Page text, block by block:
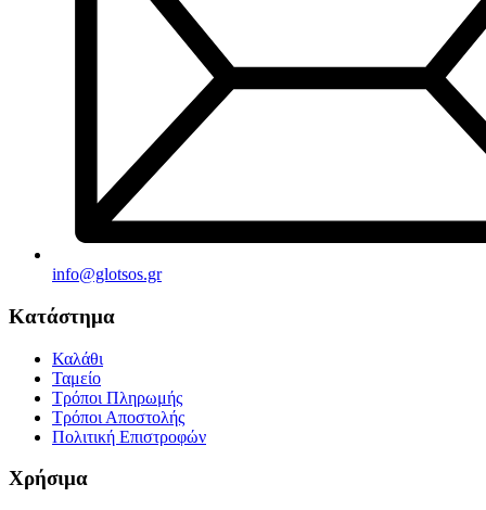
info@glotsos.gr
Κατάστημα
Καλάθι
Ταμείο
Τρόποι Πληρωμής
Τρόποι Αποστολής
Πολιτική Επιστροφών
Χρήσιμα